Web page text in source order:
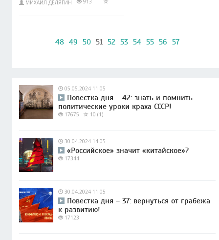
МИХАИЛ ДЕЛЯГИН
48 49 50 51 52 53 54 55 56 57
05.05.2024 11:05
Повестка дня – 42: знать и помнить
политические уроки краха СССР!
17675 10 (1)
30.04.2024 14:05
«Российское» значит «китайское»?
17344
30.04.2024 11:05
Повестка дня – 37: вернуться от грабежа
к развитию!
17123